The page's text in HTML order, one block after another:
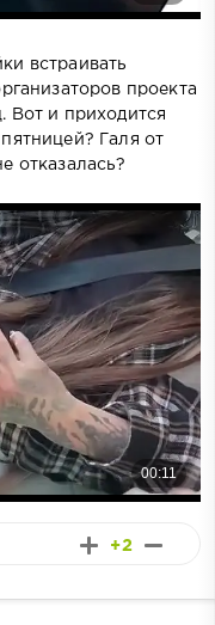
встраивать
проекта
Вот и приходится
Галя от
отказалась?
+2